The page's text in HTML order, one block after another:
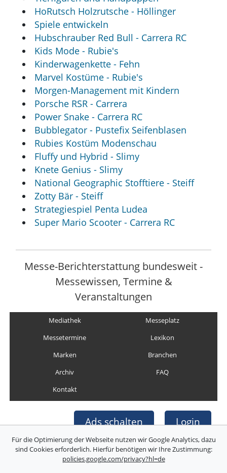
HoRutsch Holzrutsche - Höllinger
Spiele entwickeln
Hubschrauber Red Bull - Carrera RC
Kids Mode - Rubie's
Kinderwagenkette - Fehn
Marvel Kostüme - Rubie's
Morgen-Management mit Kindern
Porsche RSR - Carrera
Power Snake - Carrera RC
Bubblegator - Pustefix Seifenblasen
Rubies Kostüm Modenschau
Fluffy und Hybrid - Slimy
Knete Genius - Slimy
National Geographic Stofftiere - Steiff
Zotty Bär - Steiff
Strategiespiel Penta Ludea
Super Mario Scooter - Carrera RC
Messe-Berichterstattung bundesweit -
Messewissen, Termine &
Veranstaltungen
Mediathek
Messeplatz
Messetermine
Lexikon
Marken
Branchen
Archiv
FAQ
Kontakt
Ads schalten Login
Copyright © Deutsche Messefilm & Medien GmbH
Für die Optimierung der Webseite nutzen wir Google Analytics, dazu
sind Cookies erforderlich. Hierfür benötigen wir Ihre Zustimmung:
policies.google.com/privacy?hl=de